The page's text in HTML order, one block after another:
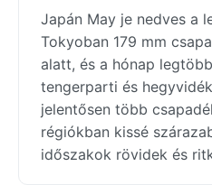
Japán May je nedves a
Tokyoban 179 mm
alatt, és a hónap
tengerparti és
jelentősen több
régiókban kissé
időszakok rövidek és